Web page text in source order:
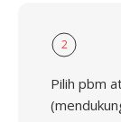
2
Pilih pbm